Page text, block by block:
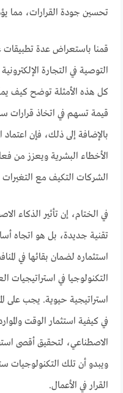
تحسين جودة القرارات، مما
قمنا باستعراض عدة تطبيقات
التوصية في التجارة
كل هذه الأمثلة توضح كيف
قيمة تسهم في اتخاذ قرارات
بالإضافة إلى ذلك، فإن
الأخطاء البشرية ويعزز من
الشركات التكيف مع التغيرات
في الختام، إن تأثير الذكاء
تقنية جديدة، بل هو اتجاه
استثماره لضمان بقائها في
التكنولوجيا في استراتيجيات
استراتيجية حيوية. يجب على
في كيفية استثمار الوقت
الاصطناعي، لتحقيق أقصى
ويبدو أن تلك التكنولوجيات
القرار في الأعمال.